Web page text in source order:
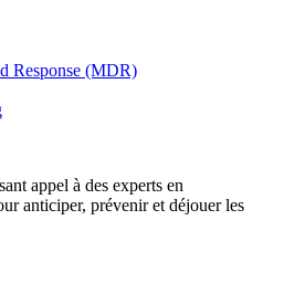
Response (MDR)
appel à des experts en
anticiper, prévenir et déjouer les